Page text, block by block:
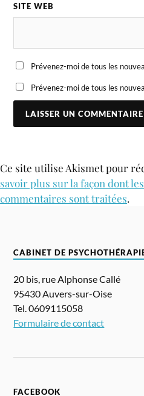
SITE WEB
Prévenez-moi de tous les
Prévenez-moi de tous les
Ce site utilise Akismet pour
savoir plus sur la façon dont
commentaires sont traitées.
CABINET DE
20 bis, rue Alphonse Callé
95430 Auvers-sur-Oise
Tel. 0609115058
Formulaire de contact
FACEBOOK